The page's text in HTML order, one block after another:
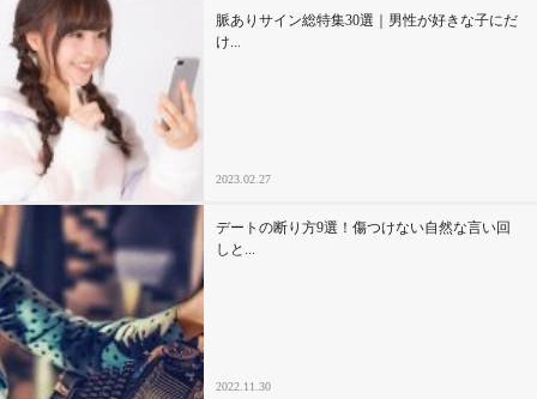
脈ありサイン総特集30選｜男性が好きな子にだ
け...
2023.02.27
デートの断り方9選！傷つけない自然な言い回
しと...
2022.11.30